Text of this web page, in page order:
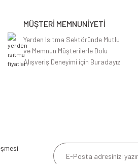
MÜŞTERİ MEMNUNİYETİ
Yerden Isıtma Sektöründe Mutlu
ve Memnun Müşterilerle Dolu
Alışveriş Deneyimi için Buradayız